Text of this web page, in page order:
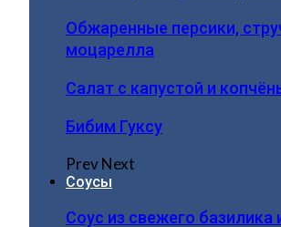
Обжаренные персики,
моцарелла
Салат с капустой и
Бибим Гуксу
PrevNext
Соусы
Соус из свежего базилика